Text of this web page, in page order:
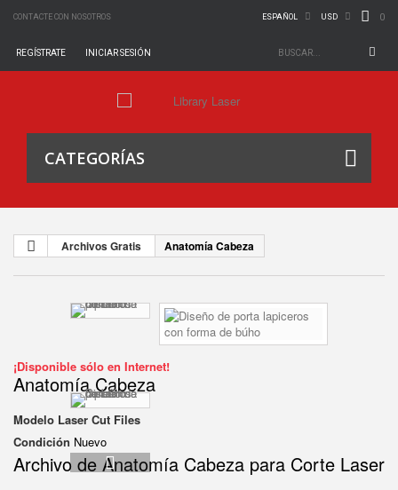
CONTACTE CON NOSOTROS 0
USD
ESPAÑOL
INICIAR SESIÓN
REGÍSTRATE
CATEGORÍAS
Archivos Gratis Anatomía Cabeza
¡Disponible sólo en Internet!
Anatomía Cabeza
Modelo Laser Cut Files
Condición Nuevo
Archivo de Anatomía Cabeza para Corte Laser